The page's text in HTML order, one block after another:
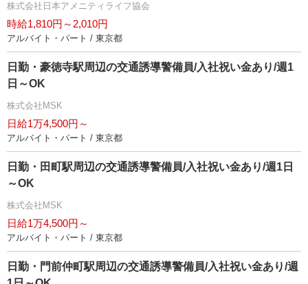
株式会社日本アメニティライフ協会
時給1,810円～2,010円
アルバイト・パート / 東京都
日勤・豪徳寺駅周辺の交通誘導警備員/入社祝い金あり/週1
日～OK
株式会社MSK
日給1万4,500円～
アルバイト・パート / 東京都
日勤・田町駅周辺の交通誘導警備員/入社祝い金あり/週1日
～OK
株式会社MSK
日給1万4,500円～
アルバイト・パート / 東京都
日勤・門前仲町駅周辺の交通誘導警備員/入社祝い金あり/週